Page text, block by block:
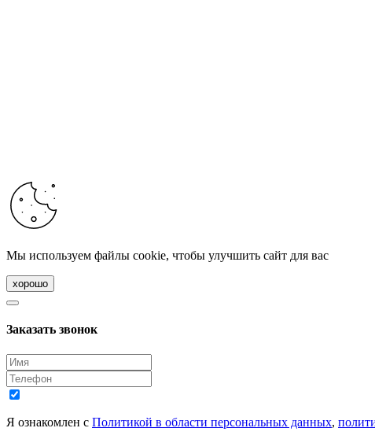
Мы используем файлы cookie, чтобы улучшить сайт для вас
хорошо
Заказать звонок
Я ознакомлен с Политикой в области персональных данных,